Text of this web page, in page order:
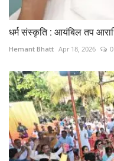
धर्म संस्कृति : आयंबिल तप
Hemant Bhatt Apr 18, 2026 0